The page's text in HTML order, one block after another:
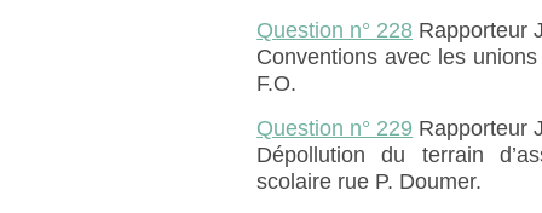
Question n° 228 Rapporteur
Conventions avec les
F.O.
Question n° 229 Rapporteur
Dépollution du terrain
scolaire rue P. Doumer.